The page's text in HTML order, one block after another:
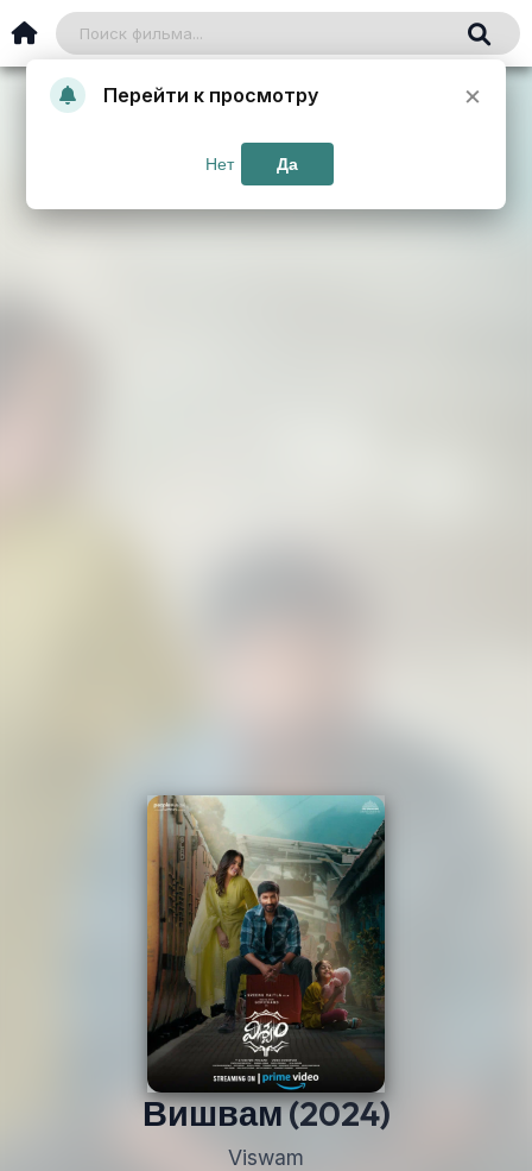
Вишвам(2024)
Viswam
Перейти к просмотру ×
Нет Да